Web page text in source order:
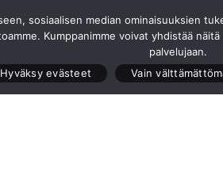
sosiaalisen median ominaisuuksien
Kumppanimme voivat yhdistää
palvelujaan.
Hyväksy evästeet
Vain